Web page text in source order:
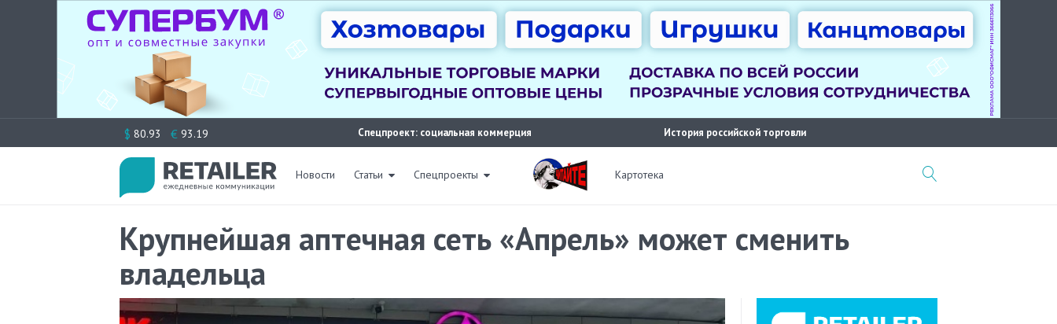
к
$ 80.93 € 93.19 Спецпроект: социальная коммерция История российской торговли
Новости Статьи Спецпроекты Картотека
Крупнейшая аптечная сеть «Апрель» может сменить
владельца